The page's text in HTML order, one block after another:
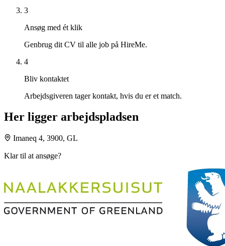
3
Ansøg med ét klik
Genbrug dit CV til alle job på HireMe.
4
Bliv kontaktet
Arbejdsgiveren tager kontakt, hvis du er et match.
Her ligger arbejdspladsen
Imaneq 4, 3900, GL
Klar til at ansøge?